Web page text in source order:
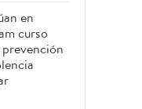
en
curso